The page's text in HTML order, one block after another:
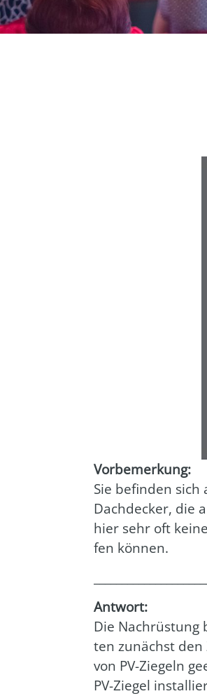
Vor­be­mer­kung:
Sie befin­den
Dach­de­cker, die
hier sehr oft
fen kön­nen.
Ant­wort:
Die Nach­rüs­tung
ten zunächst
von PV-Zie­geln
PV-Zie­gel